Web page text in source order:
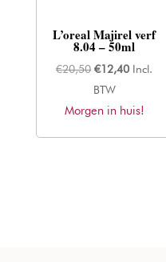
L’oreal Majirel verf
8.04 – 50ml
€20,50 Oorspronkelijke
prijs
was:
€12,40Huidige
is:
Incl.
BTW
Morgen in huis!